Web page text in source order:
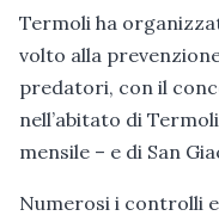
Termoli ha
volto alla
predatori, con il
nell’abitato di
mensile – e di San
Numerosi i controlli